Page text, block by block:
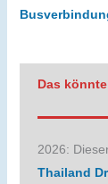
Das
2026:
Thailand